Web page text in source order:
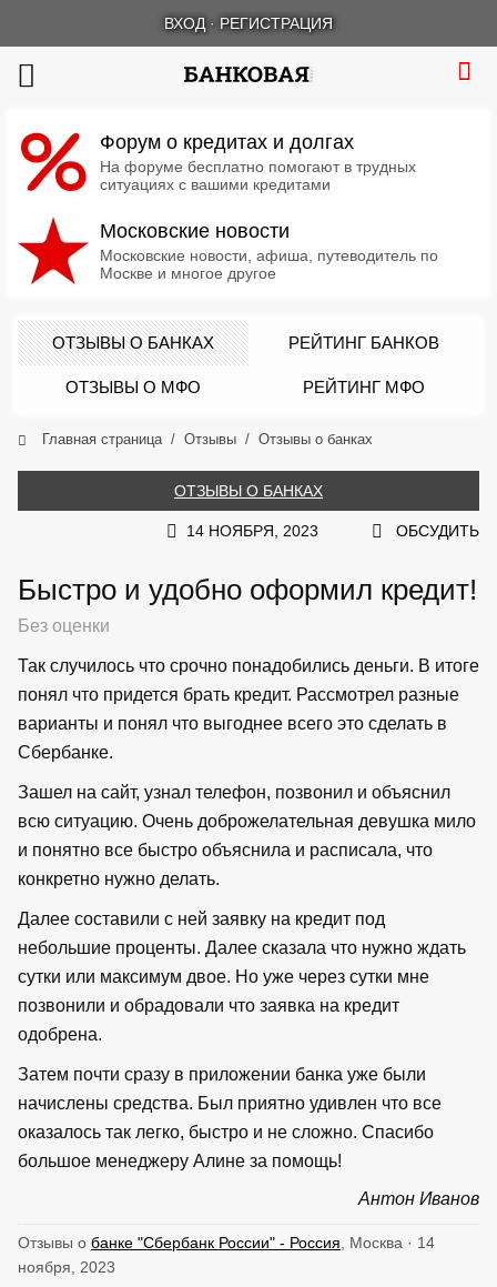
ВХОД · РЕГИСТРАЦИЯ
Форум о кредитах и долгах
На форуме бесплатно помогают в трудных
ситуациях с вашими кредитами
Московские новости
Московские новости, афиша, путеводитель по
Москве и многое другое
ОТЗЫВЫ О БАНКАХ РЕЙТИНГ БАНКОВ
ОТЗЫВЫ О МФО РЕЙТИНГ МФО
Главная страница Отзывы Отзывы о банках
ОТЗЫВЫ О БАНКАХ
14 НОЯБРЯ, 2023 ОБСУДИТЬ
Быстро и удобно оформил кредит!
Без оценки
Так случилось что срочно понадобились деньги. В итоге
понял что придется брать кредит. Рассмотрел разные
варианты и понял что выгоднее всего это сделать в
Сбербанке.
Зашел на сайт, узнал телефон, позвонил и объяснил
всю ситуацию. Очень доброжелательная девушка мило
и понятно все быстро объяснила и расписала, что
конкретно нужно делать.
Далее составили с ней заявку на кредит под
небольшие проценты. Далее сказала что нужно ждать
сутки или максимум двое. Но уже через сутки мне
позвонили и обрадовали что заявка на кредит
одобрена.
Затем почти сразу в приложении банка уже были
начислены средства. Был приятно удивлен что все
оказалось так легко, быстро и не сложно. Спасибо
большое менеджеру Алине за помощь!
Антон Иванов
Отзывы о банке "Сбербанк России" - Россия , Москва · 14
ноября, 2023